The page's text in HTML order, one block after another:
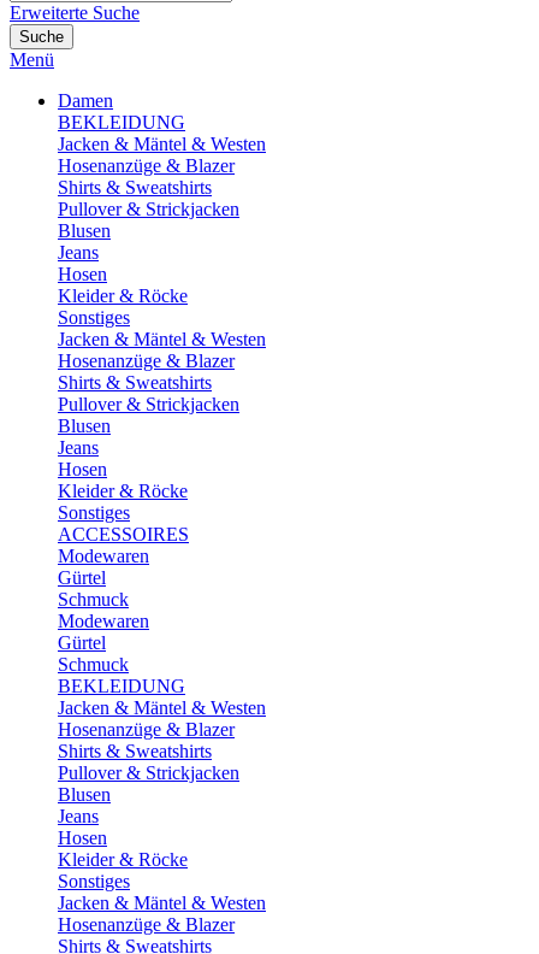
Erweiterte Suche
Suche
Menü
Damen
BEKLEIDUNG
Jacken & Mäntel & Westen
Hosenanzüge & Blazer
Shirts & Sweatshirts
Pullover & Strickjacken
Blusen
Jeans
Hosen
Kleider & Röcke
Sonstiges
Jacken & Mäntel & Westen
Hosenanzüge & Blazer
Shirts & Sweatshirts
Pullover & Strickjacken
Blusen
Jeans
Hosen
Kleider & Röcke
Sonstiges
ACCESSOIRES
Modewaren
Gürtel
Schmuck
Modewaren
Gürtel
Schmuck
BEKLEIDUNG
Jacken & Mäntel & Westen
Hosenanzüge & Blazer
Shirts & Sweatshirts
Pullover & Strickjacken
Blusen
Jeans
Hosen
Kleider & Röcke
Sonstiges
Jacken & Mäntel & Westen
Hosenanzüge & Blazer
Shirts & Sweatshirts